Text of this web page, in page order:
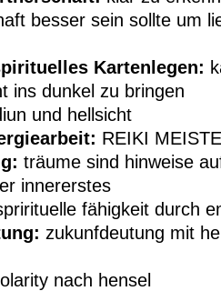
besser sein sollte um
Kartenlegen:
ins dunkel zu bringen
und hellsicht
REIKI
träume sind hinweise
innererstes
fähigkeit durch
zukunfdeutung mit
nach hensel